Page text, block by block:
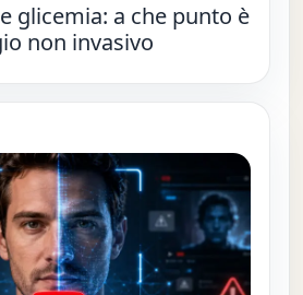
glicemia: a che punto è
non invasivo